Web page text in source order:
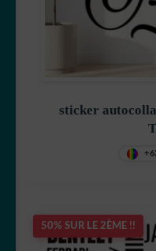
sticker
50% SUR LE 2ÈME !!